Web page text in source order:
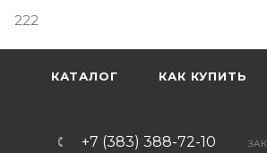
222
КАТАЛОГ КАК КУПИТЬ
+7 (383) 388-72-10